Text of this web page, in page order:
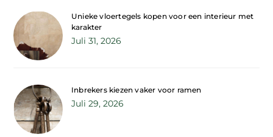
Unieke vloertegels kopen voor een interieur met
karakter
Juli 31, 2026
Inbrekers kiezen vaker voor ramen
Juli 29, 2026